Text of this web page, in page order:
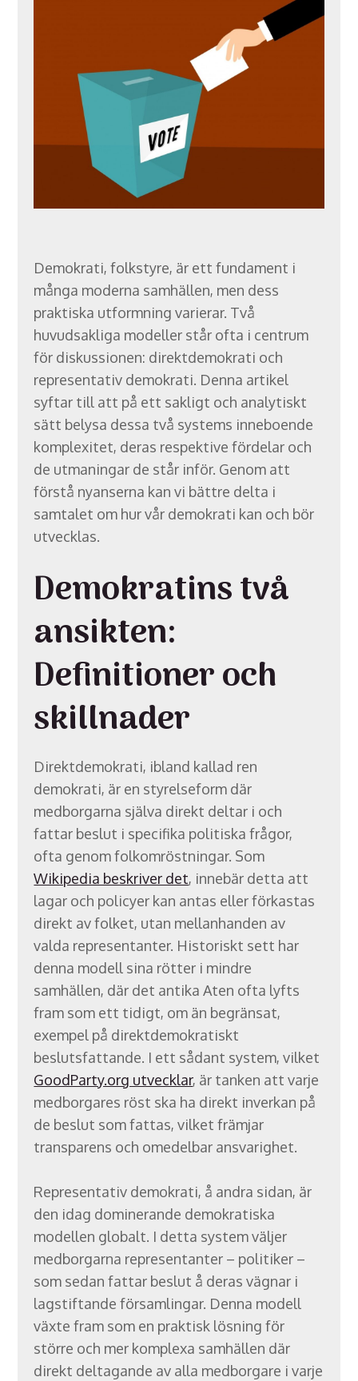
Demokrati, folkstyre, är ett fundament i
många moderna samhällen, men dess
praktiska utformning varierar. Två
huvudsakliga modeller står ofta i centrum
för diskussionen: direktdemokrati och
representativ demokrati. Denna artikel
syftar till att på ett sakligt och analytiskt
sätt belysa dessa två systems inneboende
komplexitet, deras respektive fördelar och
de utmaningar de står inför. Genom att
förstå nyanserna kan vi bättre delta i
samtalet om hur vår demokrati kan och bör
utvecklas.
Demokratins två
ansikten:
Definitioner och
skillnader
Direktdemokrati, ibland kallad ren
demokrati, är en styrelseform där
medborgarna själva direkt deltar i och
fattar beslut i specifika politiska frågor,
ofta genom folkomröstningar. Som
Wikipedia beskriver det, innebär detta att
lagar och policyer kan antas eller förkastas
direkt av folket, utan mellanhanden av
valda representanter. Historiskt sett har
denna modell sina rötter i mindre
samhällen, där det antika Aten ofta lyfts
fram som ett tidigt, om än begränsat,
exempel på direktdemokratiskt
beslutsfattande. I ett sådant system, vilket
GoodParty.org utvecklar, är tanken att varje
medborgares röst ska ha direkt inverkan på
de beslut som fattas, vilket främjar
transparens och omedelbar ansvarighet.
Representativ demokrati, å andra sidan, är
den idag dominerande demokratiska
modellen globalt. I detta system väljer
medborgarna representanter – politiker –
som sedan fattar beslut å deras vägnar i
lagstiftande församlingar. Denna modell
växte fram som en praktisk lösning för
större och mer komplexa samhällen där
direkt deltagande av alla medborgare i varje